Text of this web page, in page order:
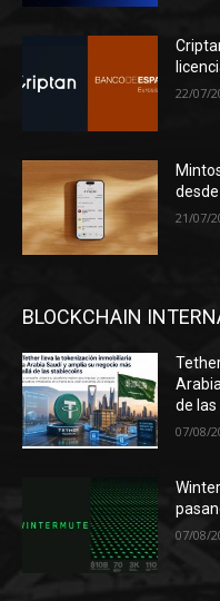
22/07/
21/07/
BLOCKCHAIN
de
07/08/
07/08/